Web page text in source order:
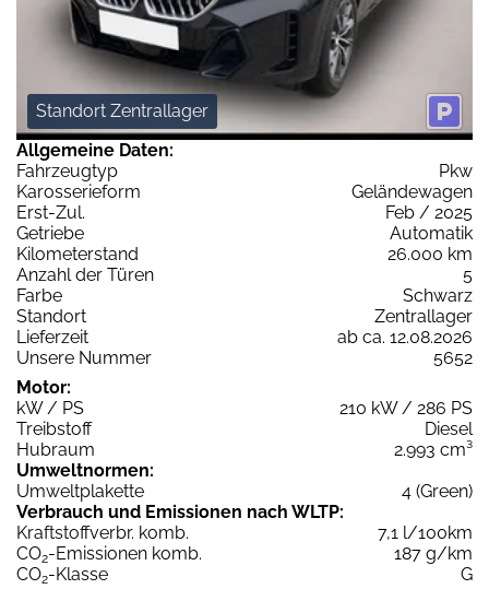
Standort Zentrallager
Allgemeine Daten:
Fahrzeugtyp
Pkw
Karosserieform
Geländewagen
Erst-Zul.
Feb / 2025
Getriebe
Automatik
Kilometerstand
26.000 km
Anzahl der Türen
5
Farbe
Schwarz
Standort
Zentrallager
Lieferzeit
ab ca. 12.08.2026
Unsere Nummer
5652
Motor:
kW / PS
210 kW / 286 PS
Treibstoff
Diesel
Hubraum
2.993 cm³
Umweltnormen:
Umweltplakette
4 (Green)
Verbrauch und Emissionen nach WLTP:
Kraftstoffverbr. komb.
7,1 l/100km
CO2-Emissionen komb.
187 g/km
CO2-Klasse
G